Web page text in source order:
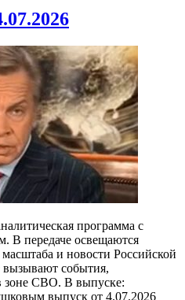
программа с
В передаче освещаются
и новости Российской
события,
зоне СВО. В выпуске:
выпуск от 4.07.2026